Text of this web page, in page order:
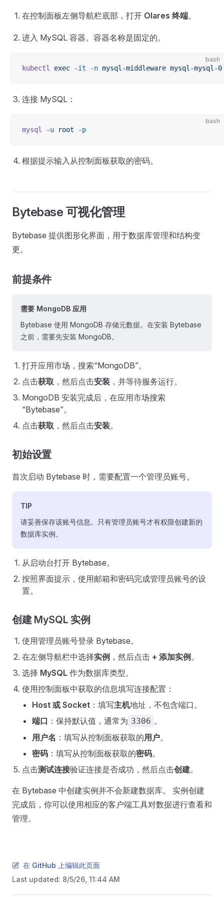
在控制面板左侧导航栏底部，打开 Olares 终端。
进入 MySQL 容器。容器名称是固定的。
bash
kubectl exec -it -n mysql-middleware mysql-mysql-0
连接 MySQL：
bash
mysql -u root -p
根据提示输入从控制面板获取的密码。
Bytebase 可视化管理
Bytebase 提供图形化界面，用于数据库管理和结构变
更。
前提条件
需要 MongoDB 应用
Bytebase 使用 MongoDB 存储元数据。在安装 Bytebase
之前，需要先安装 MongoDB。
打开应用市场，搜索“MongoDB”。
点击获取 ，然后点击安装 ，并等待服务运行。
MongoDB 安装完成后，在应用市场搜索
“Bytebase”。
点击获取 ，然后点击安装。
初始设置
首次启动 Bytebase 时，需要配置一个管理员账号。
TIP
请妥善保存该账号信息。只有管理员账号才有权限创建新的
数据库实例。
从启动台打开 Bytebase。
按照界面提示，使用邮箱和密码完成管理员账号的设
置。
创建 MySQL 实例
使用管理员账号登录 Bytebase。
在左侧导航栏中选择实例 ，然后点击 + 添加实例 。
选择 MySQL 作为数据库类型。
使用控制面板中获取的信息填写连接配置：
Host 或 Socket ：填写主机地址，不包含端口。
端口 ：保持默认值，通常为 3306 。
用户名 ：填写从控制面板获取的用户。
密码 ：填写从控制面板获取的密码。
点击测试连接验证连接是否成功，然后点击创建。
在 Bytebase 中创建实例并不会新建数据库。 实例创建
完成后，你可以使用相应的客户端工具对数据进行查看和
管理。
在 GitHub 上编辑此页面
Last updated: 8/5/26, 11:44 AM